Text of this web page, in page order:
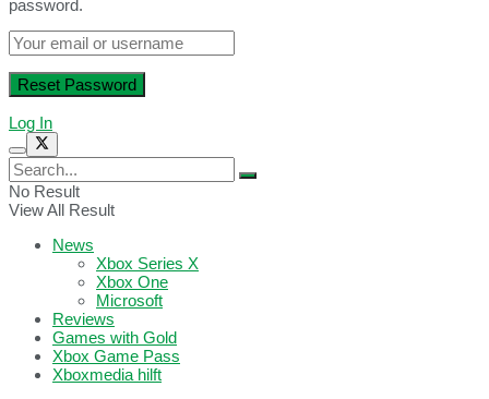
password.
Log In
No Result
View All Result
News
Xbox Series X
Xbox One
Microsoft
Reviews
Games with Gold
Xbox Game Pass
Xboxmedia hilft